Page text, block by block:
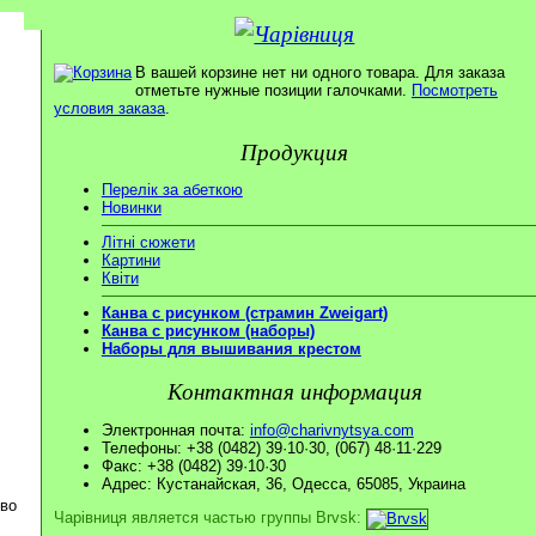
В вашей корзине нет ни одного товара. Для заказа
отметьте нужные позиции галочками. Посмотреть
условия заказа.
Продукция
Перелік за абеткою
Новинки
Літні сюжети
Картини
Квіти
Канва с рисунком (страмин Zweigart)
Канва с рисунком (наборы)
Наборы для вышивания крестом
Контактная информация
Электронная почта: info@charivnytsya.com
Телефоны: +38 (0482) 39·10·30, (067) 48·11·229
Факс: +38 (0482) 39·10·30
Адрес: Кустанайская, 36, Одесса, 65085, Украина
Чарівниця является частью группы Brvsk: